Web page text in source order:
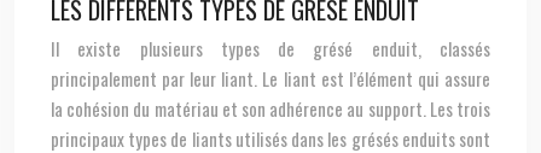
LES DIFFÉRENTS TYPES DE GRÉSÉ ENDUIT
Il existe plusieurs types de grésé enduit, classés
principalement par leur liant. Le liant est l’élément qui assure
la cohésion du matériau et son adhérence au support. Les trois
principaux types de liants utilisés dans les grésés enduits sont